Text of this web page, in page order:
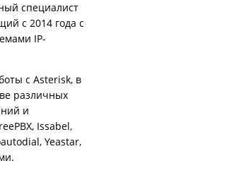
специалист
с 2014 года с
IP-
с Asterisk, в
различных
и
Issabel,
Yeastar,